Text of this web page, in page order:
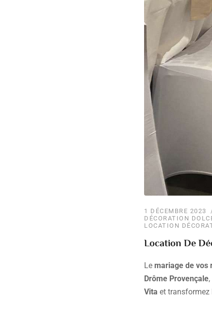
1 DÉCEMBRE 2023
DÉCORATION
LOCATION
Location De
Le mariage de vos
Drôme Provençale
Vita et transformez